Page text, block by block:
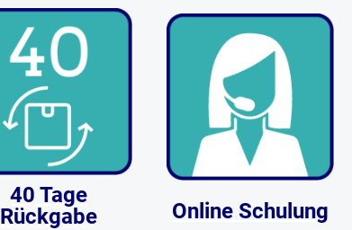
40 Tage
Rückgabe
Online Schulung